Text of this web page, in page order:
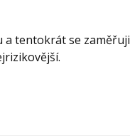
a tentokrát se zaměřuji